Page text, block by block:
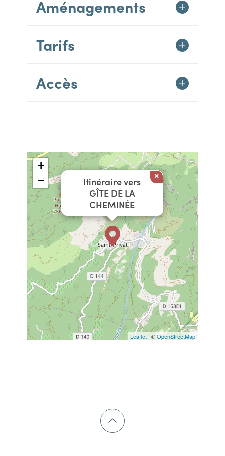
Aménagements
Tarifs
Accès
Itinéraire vers
GÎTE DE LA
CHEMINÉE
×
+
−
Leaflet | ©OpenStreetMap